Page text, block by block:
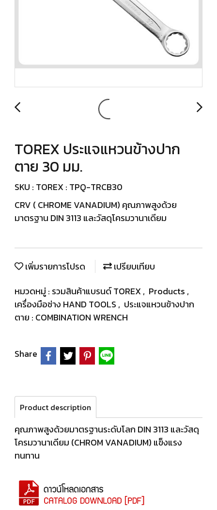
TOREX ประแจแหวนข้างปาก
ตาย 30 มม.
SKU : TOREX : TPQ-TRCB30
CRV ( CHROME VANADIUM) คุณภาพสูงด้วย
มาตรฐาน DIN 3113 และวัสดุโครมวานาเดียม
เพิ่มรายการโปรด
เปรียบเทียบ
หมวดหมู่ : รวมสินค้าแบรนด์ TOREX, Products ,
เครื่องมือช่าง HAND TOOLS , ประแจแหวนข้างปาก
ตาย : COMBINATION WRENCH
Share
Product description
คุณภาพสูงด้วยมาตรฐานระดับโลก DIN 3113 และวัสดุ
โครมวานาเดียม (CHROM VANADIUM) แข็งแรง
ทนทาน